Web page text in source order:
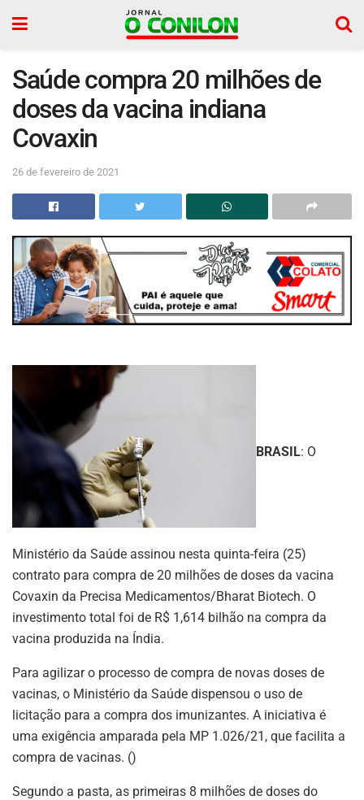
Saúde compra 20 milhões de
doses da vacina indiana
Covaxin
26 de fevereiro de 2021
BRASIL: O
Ministério da Saúde assinou nesta quinta-feira (25)
contrato para compra de 20 milhões de doses da vacina
Covaxin da Precisa Medicamentos/Bharat Biotech. O
investimento total foi de R$ 1,614 bilhão na compra da
vacina produzida na Índia.
Para agilizar o processo de compra de novas doses de
vacinas, o Ministério da Saúde dispensou o uso de
licitação para a compra dos imunizantes. A iniciativa é
uma exigência amparada pela MP 1.026/21, que facilita a
compra de vacinas. ()
Segundo a pasta, as primeiras 8 milhões de doses do